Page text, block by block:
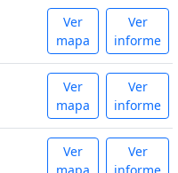
Ver
mapa
Ver
informe
Ver
mapa
Ver
informe
Ver
Ver